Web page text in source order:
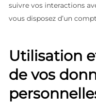
suivre vos interactions
vous disposez d’un
Utilisation
de vos